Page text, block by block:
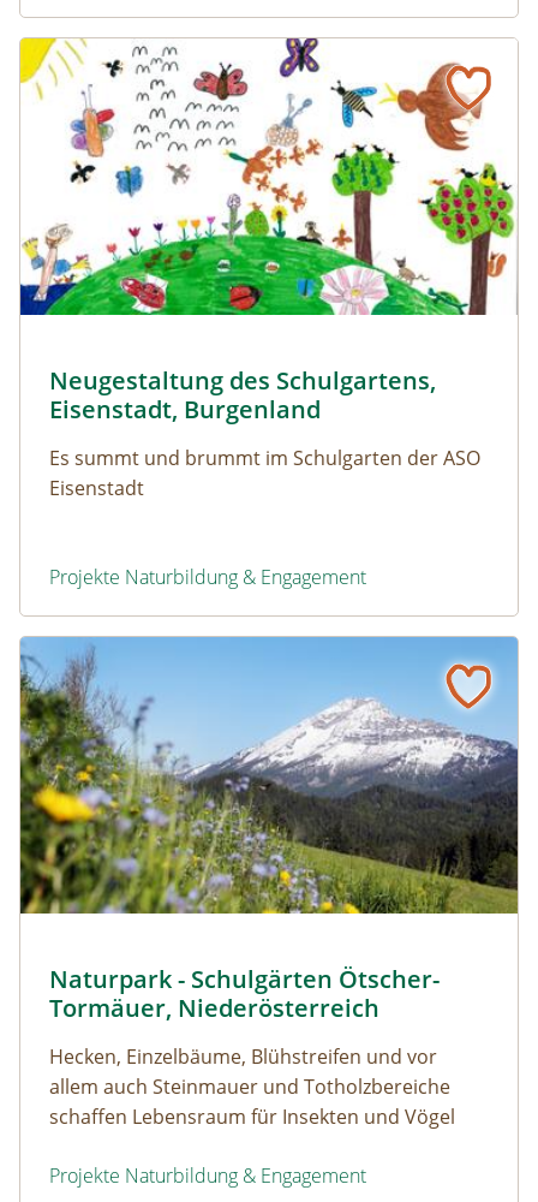
Schmetterlings-Monitoring in Vorarlberg
Naturerfolg: Neugestaltung des Schulgartens,
Naturerfolg: Neugestaltung des Schulgartens,
Neugestaltung des Schulgartens,
Eisenstadt, Burgenland
Es summt und brummt im Schulgarten der ASO
Eisenstadt
Projekte Naturbildung & Engagement
Neugestaltung des Schulgartens, Eisenstadt, Burgenland
Naturerfolg: Naturpark - Schulgärten Ötscher-
Naturerfolg: Naturpark - Schulgärten Ötscher-
Naturpark - Schulgärten Ötscher-
Tormäuer, Niederösterreich
Hecken, Einzelbäume, Blühstreifen und vor
allem auch Steinmauer und Totholzbereiche
schaffen Lebensraum für Insekten und Vögel
Projekte Naturbildung & Engagement